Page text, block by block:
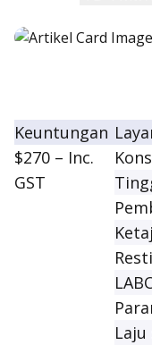
Keuntungan
$270 – Inc.
GST